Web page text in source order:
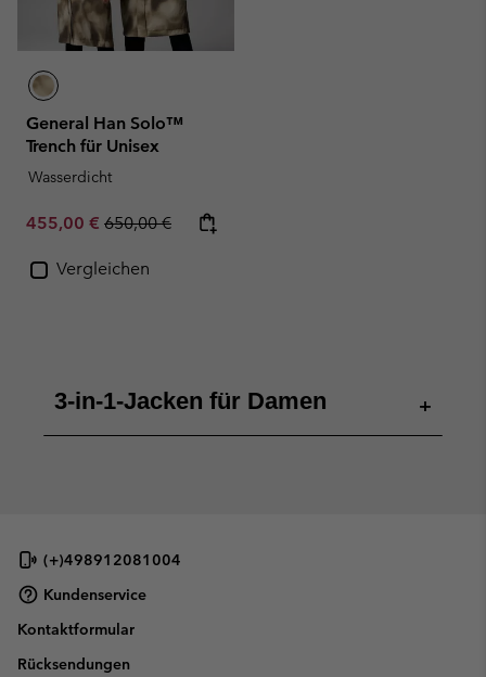
General Han Solo™
Trench für Unisex
Wasserdicht
Sale price:
455,00 € Regular price:
650,00 €
Vergleichen
3-in-1-Jacken für Damen +
(+)498912081004
Kundenservice
Kontaktformular
Rücksendungen